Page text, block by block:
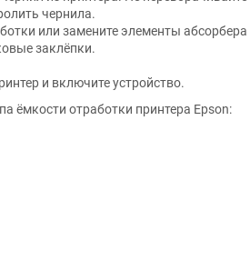
чернила.
или замените элементы абсорбера
заклёпки.
и включите устройство.
ёмкости отработки принтера Epson: